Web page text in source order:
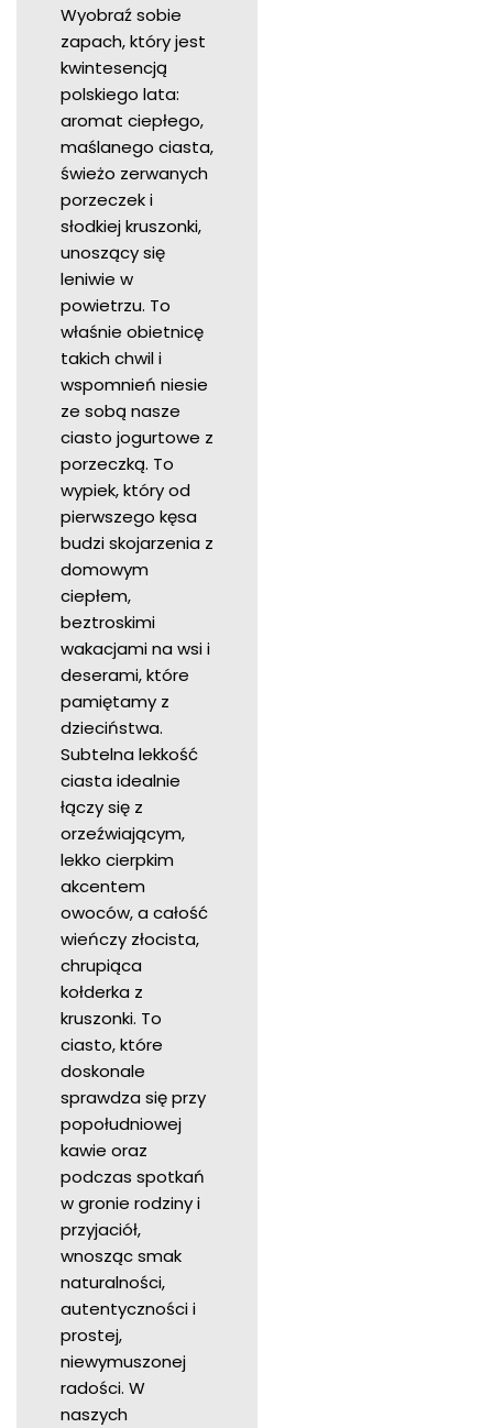
Wyobraź sobie
zapach, który jest
kwintesencją
polskiego lata:
aromat ciepłego,
maślanego ciasta,
świeżo zerwanych
porzeczek i
słodkiej kruszonki,
unoszący się
leniwie w
powietrzu. To
właśnie obietnicę
takich chwil i
wspomnień niesie
ze sobą nasze
ciasto jogurtowe z
porzeczką. To
wypiek, który od
pierwszego kęsa
budzi skojarzenia z
domowym
ciepłem,
beztroskimi
wakacjami na wsi i
deserami, które
pamiętamy z
dzieciństwa.
Subtelna lekkość
ciasta idealnie
łączy się z
orzeźwiającym,
lekko cierpkim
akcentem
owoców, a całość
wieńczy złocista,
chrupiąca
kołderka z
kruszonki. To
ciasto, które
doskonale
sprawdza się przy
popołudniowej
kawie oraz
podczas spotkań
w gronie rodziny i
przyjaciół,
wnosząc smak
naturalności,
autentyczności i
prostej,
niewymuszonej
radości. W
naszych